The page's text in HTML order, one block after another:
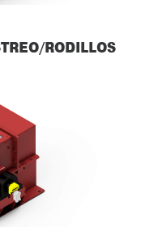
RODILLOS